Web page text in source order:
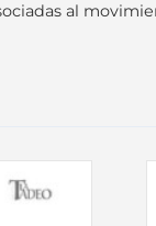
al